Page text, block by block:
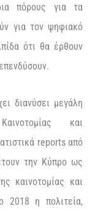
πόρους για τα
για τον ψηφιακό
ότι θα έρθουν
διανύσει μεγάλη
και
reports από
την Κύπρο ως
καινοτομίας και
2018 η πολιτεία,